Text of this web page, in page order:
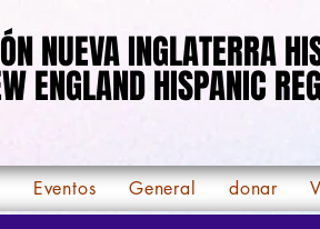
NUEVA INGLATERRA
ENGLAND HISPANIC
NUEVA INGLATERRA
ENGLAND HISPANIC
Eventos General donar